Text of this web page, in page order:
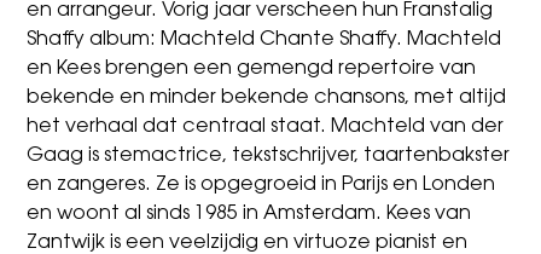
en arrangeur. Vorig jaar verscheen hun Franstalig
Shaffy album: Machteld Chante Shaffy. Machteld
en Kees brengen een gemengd repertoire van
bekende en minder bekende chansons, met altijd
het verhaal dat centraal staat. Machteld van der
Gaag is stemactrice, tekstschrijver, taartenbakster
en zangeres. Ze is opgegroeid in Parijs en Londen
en woont al sinds 1985 in Amsterdam. Kees van
Zantwijk is een veelzijdig en virtuoze pianist en